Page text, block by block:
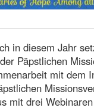
in diesem Jahr
Päpstlichen
mit dem
mit drei